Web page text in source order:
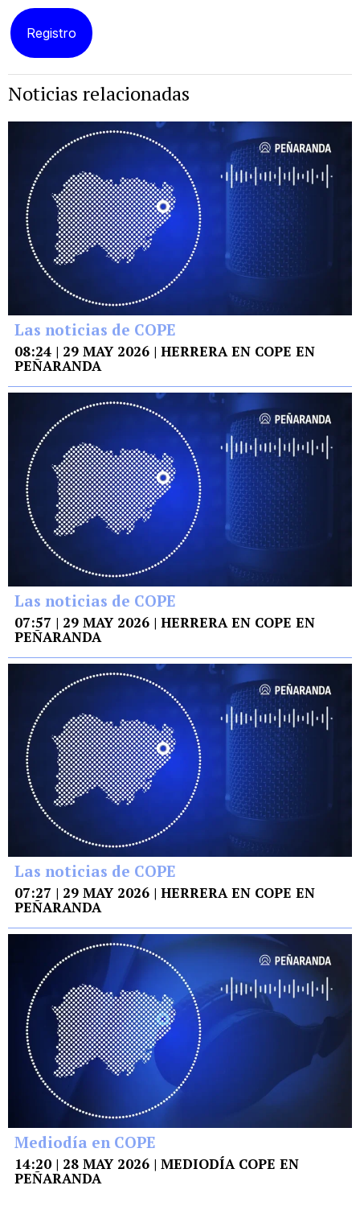
Noticias relacionadas
Las noticias de COPE
08:24 | 29 MAY 2026 | HERRERA EN COPE EN
PEÑARANDA
Las noticias de COPE
07:57 | 29 MAY 2026 | HERRERA EN COPE EN
PEÑARANDA
Las noticias de COPE
07:27 | 29 MAY 2026 | HERRERA EN COPE EN
PEÑARANDA
Mediodía en COPE
14:20 | 28 MAY 2026 | MEDIODÍA COPE EN
PEÑARANDA